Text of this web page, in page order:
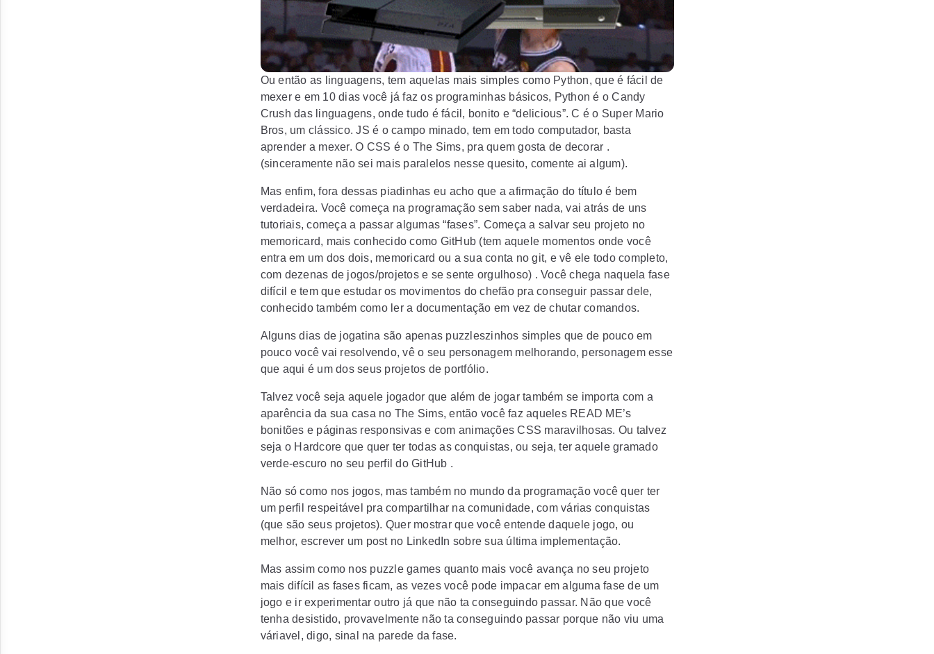
Ou então as linguagens, tem aquelas mais simples como Python, que é fácil de
mexer e em 10 dias você já faz os programinhas básicos, Python é o Candy
Crush das linguagens, onde tudo é fácil, bonito e “delicious”. C é o Super Mario
Bros, um clássico. JS é o campo minado, tem em todo computador, basta
aprender a mexer. O CSS é o The Sims, pra quem gosta de decorar .
(sinceramente não sei mais paralelos nesse quesito, comente ai algum).
Mas enfim, fora dessas piadinhas eu acho que a afirmação do título é bem
verdadeira. Você começa na programação sem saber nada, vai atrás de uns
tutoriais, começa a passar algumas “fases”. Começa a salvar seu projeto no
memoricard, mais conhecido como GitHub (tem aquele momentos onde você
entra em um dos dois, memoricard ou a sua conta no git, e vê ele todo completo,
com dezenas de jogos/projetos e se sente orgulhoso) . Você chega naquela fase
difícil e tem que estudar os movimentos do chefão pra conseguir passar dele,
conhecido também como ler a documentação em vez de chutar comandos.
Alguns dias de jogatina são apenas puzzleszinhos simples que de pouco em
pouco você vai resolvendo, vê o seu personagem melhorando, personagem esse
que aqui é um dos seus projetos de portfólio.
Talvez você seja aquele jogador que além de jogar também se importa com a
aparência da sua casa no The Sims, então você faz aqueles READ ME’s
bonitões e páginas responsivas e com animações CSS maravilhosas. Ou talvez
seja o Hardcore que quer ter todas as conquistas, ou seja, ter aquele gramado
verde-escuro no seu perfil do GitHub .
Não só como nos jogos, mas também no mundo da programação você quer ter
um perfil respeitável pra compartilhar na comunidade, com várias conquistas
(que são seus projetos). Quer mostrar que você entende daquele jogo, ou
melhor, escrever um post no LinkedIn sobre sua última implementação.
Mas assim como nos puzzle games quanto mais você avança no seu projeto
mais difícil as fases ficam, as vezes você pode impacar em alguma fase de um
jogo e ir experimentar outro já que não ta conseguindo passar. Não que você
tenha desistido, provavelmente não ta conseguindo passar porque não viu uma
váriavel, digo, sinal na parede da fase.